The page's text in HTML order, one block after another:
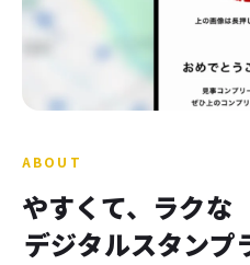
ABOUT
やすくて、ラクな
デジタルスタンプ